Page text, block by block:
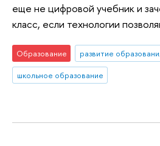
еще не цифровой учебник и
класс, если технологии
Образование
развитие
школьное образование